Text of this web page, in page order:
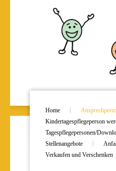
Home
Kindertagespflegeperson
Tagespflegepersonen/
Stellenangebote
Verkaufen und Verschenken